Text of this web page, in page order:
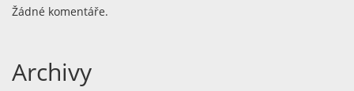
Žádné komentáře.
Archivy